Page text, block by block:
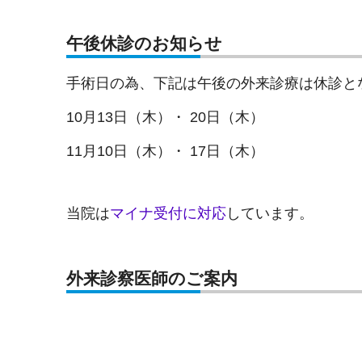
午後休診のお知らせ
手術日の為、下記は午後の外来診療は休診と
10月13日（木）・ 20日（木）
11月10日（木）・ 17日（木）
当院はマイナ受付に対応 しています。
外来診察医師のご案内